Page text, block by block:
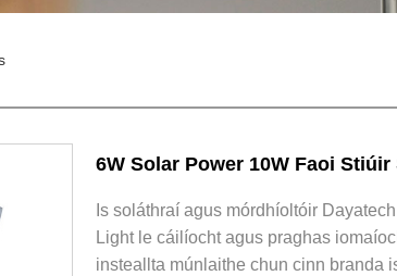
6W Solar Power 10W Faoi Stiúir
Is soláthraí agus mórdhíoltóir
Light le cáilíocht agus praghas
insteallta múnlaithe chun cinn branda